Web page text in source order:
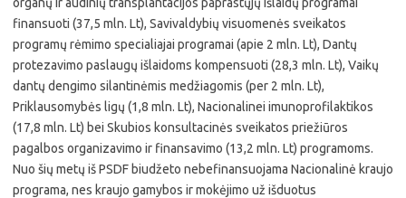
finansuoti (37,5 mln. Lt), Savivaldybių visuomenės sveikatos
programų rėmimo specialiajai programai (apie 2 mln. Lt), Dantų
protezavimo paslaugų išlaidoms kompensuoti (28,3 mln. Lt), Vaikų
dantų dengimo silantinėmis medžiagomis (per 2 mln. Lt),
Priklausomybės ligų (1,8 mln. Lt), Nacionalinei imunoprofilaktikos
(17,8 mln. Lt) bei Skubios konsultacinės sveikatos priežiūros
pagalbos organizavimo ir finansavimo (13,2 mln. Lt) programoms.
Nuo šių metų iš PSDF biudžeto nebefinansuojama Nacionalinė kraujo
programa, nes kraujo gamybos ir mokėjimo už išduotus